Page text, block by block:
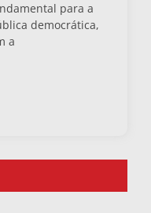
para a
democrática,
a